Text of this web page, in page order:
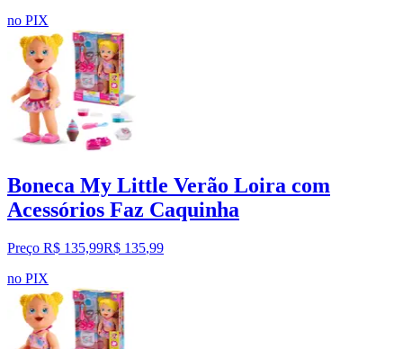
no PIX
Boneca My Little Verão Loira com
Acessórios Faz Caquinha
Preço R$ 135,99R$ 135,99
no PIX